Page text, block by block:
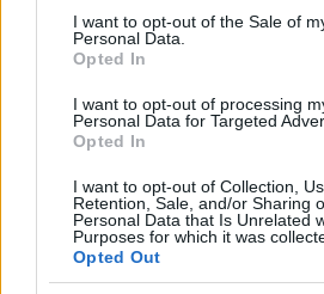
consent section.
I want to opt-out of the Sale of
Personal Data.
Opted In
I want to opt-out of processing
Personal Data for Targeted
Opted In
I want to opt-out of Collection,
Retention, Sale, and/or Sharing
Personal Data that Is Unrelated
Purposes for which it was
Opted Out
Gyömbéres,
malaccomb
Húsimádó•2015. október 18.